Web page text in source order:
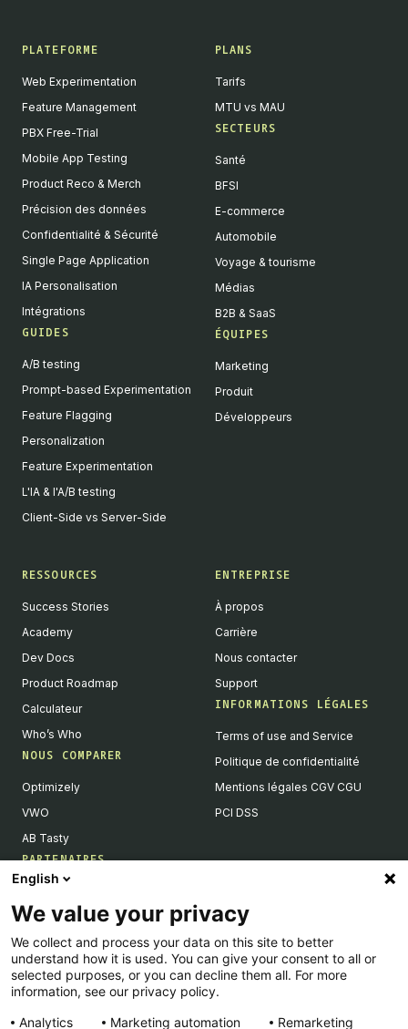
PLATEFORME
Web Experimentation
Feature Management
PBX Free-Trial
Mobile App Testing
Product Reco & Merch
Précision des données
Confidentialité & Sécurité
Single Page Application
IA Personalisation
Intégrations
GUIDES
A/B testing
Prompt-based Experimentation
Feature Flagging
Personalization
Feature Experimentation
L'IA & l'A/B testing
Client-Side vs Server-Side
PLANS
Tarifs
MTU vs MAU
SECTEURS
Santé
BFSI
E-commerce
Automobile
Voyage & tourisme
Médias
B2B & SaaS
ÉQUIPES
Marketing
Produit
Développeurs
RESSOURCES
Success Stories
Academy
Dev Docs
Product Roadmap
Calculateur
Who’s Who
NOUS COMPARER
Optimizely
VWO
AB Tasty
PARTENAIRES
Devenir partenaires
Liste de nos intégrations
Agences Partenaires
ENTREPRISE
À propos
Carrière
Nous contacter
Support
INFORMATIONS LÉGALES
Terms of use and Service
Politique de confidentialité
Mentions légales CGV CGU
PCI DSS
English
We value your privacy
We collect and process your data on this site to better
understand how it is used. You can give your consent to all or
selected purposes, or you can decline them all. For more
information, see our privacy policy.
Analytics
Marketing automation Remarketing